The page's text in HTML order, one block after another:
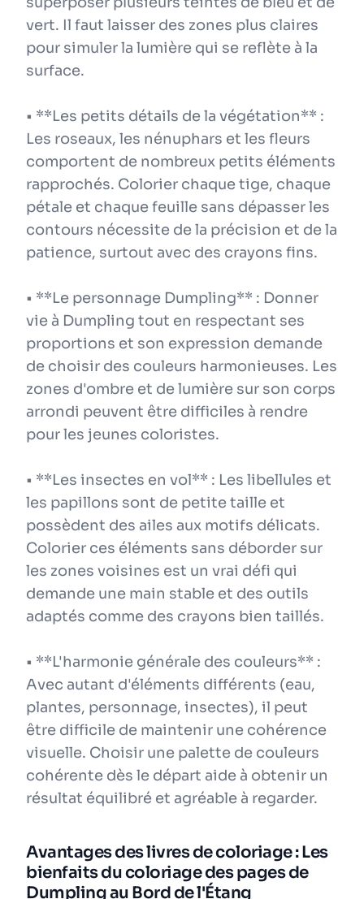
vert. Il faut laisser des zones plus claires
pour simuler la lumière qui se reflète à la
surface.
• **Les petits détails de la végétation** :
Les roseaux, les nénuphars et les fleurs
comportent de nombreux petits éléments
rapprochés. Colorier chaque tige, chaque
pétale et chaque feuille sans dépasser les
contours nécessite de la précision et de la
patience, surtout avec des crayons fins.
• **Le personnage Dumpling** : Donner
vie à Dumpling tout en respectant ses
proportions et son expression demande
de choisir des couleurs harmonieuses. Les
zones d'ombre et de lumière sur son corps
arrondi peuvent être difficiles à rendre
pour les jeunes coloristes.
• **Les insectes en vol** : Les libellules et
les papillons sont de petite taille et
possèdent des ailes aux motifs délicats.
Colorier ces éléments sans déborder sur
les zones voisines est un vrai défi qui
demande une main stable et des outils
adaptés comme des crayons bien taillés.
• **L'harmonie générale des couleurs** :
Avec autant d'éléments différents (eau,
plantes, personnage, insectes), il peut
être difficile de maintenir une cohérence
visuelle. Choisir une palette de couleurs
cohérente dès le départ aide à obtenir un
résultat équilibré et agréable à regarder.
Avantages des livres de coloriage : Les
bienfaits du coloriage des pages de
Dumpling au Bord de l'Étang